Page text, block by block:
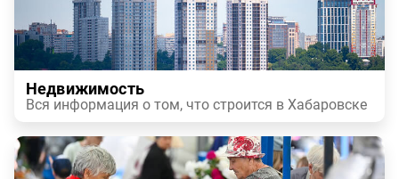
Недвижимость
Вся информация о том, что строится в Хабаровске